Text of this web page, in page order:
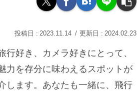
2023.11.14 2024.02.23
好き、カメラ好きにとって、
力を存分に味わえるスポットが
します。あなたも一緒に、飛行